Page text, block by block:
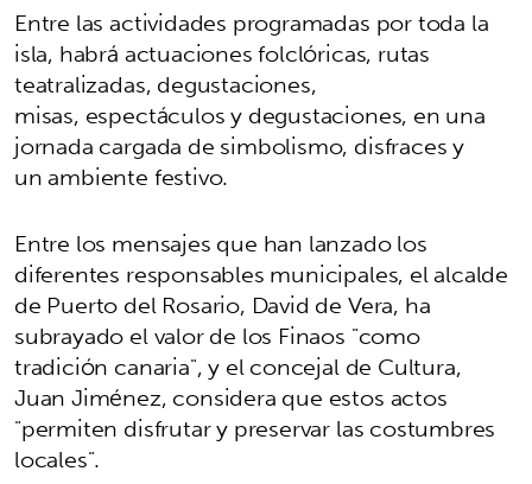
Entre las actividades programadas por toda la
isla, habrá actuaciones folclóricas, rutas
teatralizadas, degustaciones,
misas, espectáculos y degustaciones, en una
jornada cargada de simbolismo, disfraces y
un ambiente festivo.
Entre los mensajes que han lanzado los
diferentes responsables municipales, el alcalde
de Puerto del Rosario, David de Vera, ha
subrayado el valor de los Finaos "como
tradición canaria", y el concejal de Cultura,
Juan Jiménez, considera que estos actos
"permiten disfrutar y preservar las costumbres
locales".